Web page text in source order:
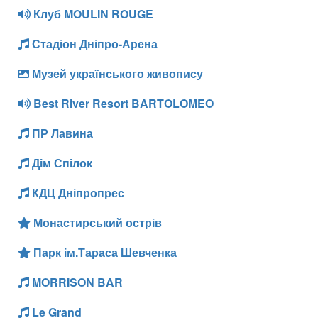
Клуб MOULIN ROUGE
Стадіон Дніпро-Арена
Музей українського живопису
Best River Resort BARTOLOMEO
ПР Лавина
Дім Спілок
КДЦ Дніпропрес
Монастирський острів
Парк ім.Тараса Шевченка
MORRISON BAR
Le Grand